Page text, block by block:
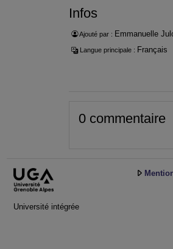
Infos
Ajouté par : Emmanuelle
Langue principale : Français
0 commentaire
Université intégrée